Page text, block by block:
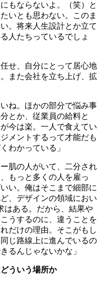
もならないよ。（笑）と
いとも思わない。このま
。将来人生設計とか立て
人たちっているでしょ
せ、自分にとって居心地
また会社を立ち上げ、拡
ね。ほかの部分で悩み事
とか、従業員の給料と
今は楽。一人で食えてい
メントするって才能だも
わかっている」
肌の人がいて、二分され
もっと多くの人を雇っ
い。俺はそこまで細部に
、デザインの領域におい
はある。だから、結果や
うするのに、違うことを
だけの理由。そこがもし
じ路線上に進んでいるの
るんじゃないかな」
ういう場所か